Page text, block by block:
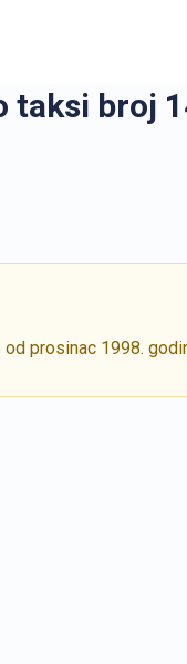
taksi broj
prosinac 1998.